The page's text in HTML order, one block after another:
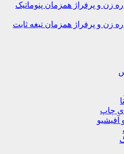
زن و پرفراژ همزمان پنوماتیک
زن و پرفراژ همزمان تیغه ثابت
چاپ
آفیشیو